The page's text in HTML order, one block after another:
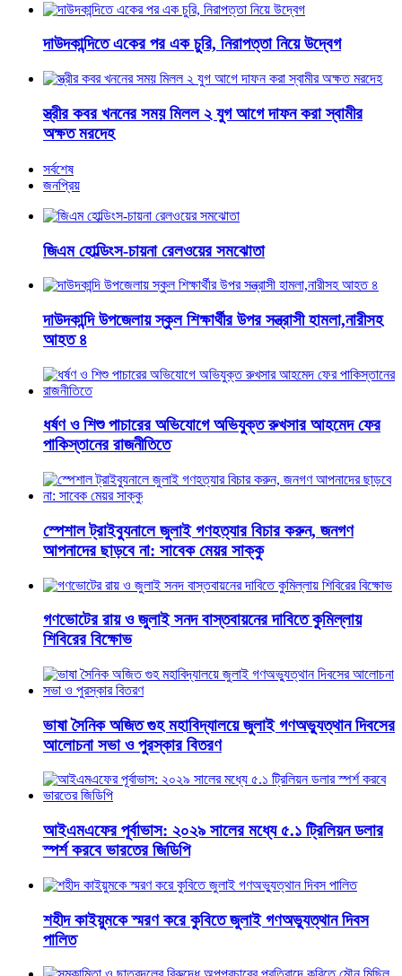
দাউদকান্দিতে একের পর এক চুরি, নিরাপত্তা নিয়ে উদ্বেগ
স্ত্রীর কবর খননের সময় মিলল ২ যুগ আগে দাফন করা স্বামীর
অক্ষত মরদেহ
সর্বশেষ
জনপ্রিয়
জিএম হোল্ডিংস-চায়না রেলওয়ের সমঝোতা
দাউদকান্দি উপজেলায় স্কুল শিক্ষার্থীর উপর সন্ত্রাসী হামলা,নারীসহ
আহত ৪
ধর্ষণ ও শিশু পাচারের অভিযোগে অভিযুক্ত রুখসার আহমেদ ফের
পাকিস্তানের রাজনীতিতে
স্পেশাল ট্রাইব্যুনালে জুলাই গণহত্যার বিচার করুন, জনগণ
আপনাদের ছাড়বে না: সাবেক মেয়র সাক্কু
গণভোটের রায় ও জুলাই সনদ বাস্তবায়নের দাবিতে কুমিল্লায়
শিবিরের বিক্ষোভ
ভাষা সৈনিক অজিত গুহ মহাবিদ্যালয়ে জুলাই গণঅভ্যুত্থান দিবসের
আলোচনা সভা ও পুরস্কার বিতরণ
​আইএমএফের পূর্বাভাস: ২০২৯ সালের মধ্যে ৫.১ ট্রিলিয়ন ডলার
স্পর্শ করবে ভারতের জিডিপি
শহীদ কাইয়ুমকে স্মরণ করে কুবিতে জুলাই গণঅভ্যুত্থান দিবস
পালিত